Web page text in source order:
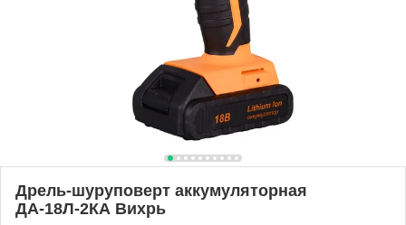
Дрель-шуруповерт аккумуляторная
ДА-18Л-2КА Вихрь